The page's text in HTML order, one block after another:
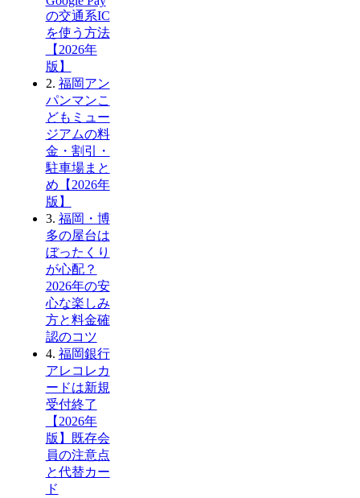
の交通系IC
を使う方法
【2026年
版】
2. 福岡アン
パンマンこ
どもミュー
ジアムの料
金・割引・
駐車場まと
め【2026年
版】
3. 福岡・博
多の屋台は
ぼったくり
が心配？
2026年の安
心な楽しみ
方と料金確
認のコツ
4. 福岡銀行
アレコレカ
ードは新規
受付終了
【2026年
版】既存会
員の注意点
と代替カー
ド